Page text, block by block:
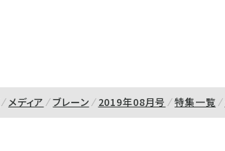
メディア ブレーン 2019年08月号 特集一覧